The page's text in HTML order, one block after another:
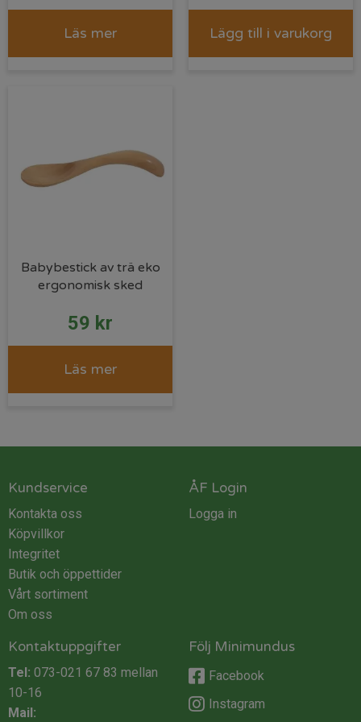
Läs mer Lägg till i varukorg
Babybestick av trä eko
ergonomisk sked
59 kr
Läs mer
Kundservice
Kontakta oss
Köpvillkor
Integritet
Butik och öppettider
Vårt sortiment
Om oss
ÅF Login
Logga in
Kontaktuppgifter
Tel: 073-021 67 83 mellan
10-16
Mail:
Följ Minimundus
Facebook
Instagram